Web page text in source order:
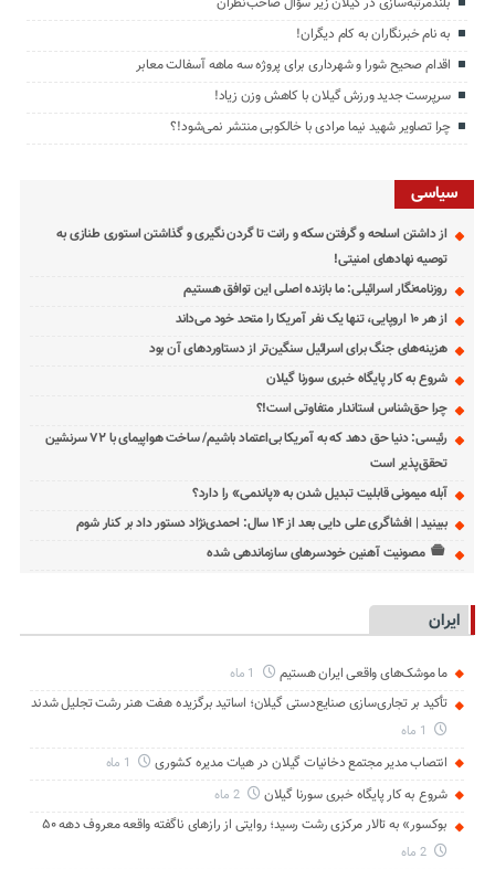
به نام خبرنگاران به کام دیگران!
اقدام صحیح شورا و شهرداری برای پروژه سه ماهه آسفالت معابر
سرپرست جدید ورزش گیلان با کاهش وزن زیاد!
چرا تصاویر شهید نیما مرادی با خالکوبی منتشر نمی‌شود!؟
سیاسی
از داشتن اسلحه و گرفتن سکه و رانت تا گردن نگیری و گذاشتن استوری طنازی به
توصیه نهادهای امنیتی!
روزنامه‌نگار اسرائیلی: ما بازنده اصلی این توافق هستیم
از هر ۱۰ اروپایی، تنها یک نفر آمریکا را متحد خود می‌داند
هزینه‌های جنگ برای اسرائیل سنگین‌تر از دستاوردهای آن بود
شروع به کار پایگاه خبری سورنا گیلان
چرا حق‌شناس استاندار متفاوتی است!؟
رئیسی: دنیا حق دهد که به آمریکا بی‌اعتماد باشیم/ ساخت هواپیمای با ۷۲ سرنشین
تحقق‌پذیر است
آبله میمونی قابلیت تبدیل شدن به «پاندمی» را دارد؟
ببینید | افشاگری علی دایی بعد از ۱۴ سال: احمدی‌نژاد دستور داد بر کنار شوم
مصونیت آهنین خودسرهای سازماندهی شده
ایران
ما موشک‌های واقعی ایران هستیم
تأکید بر تجاری‌سازی صنایع‌دستی گیلان؛ اساتید برگزیده هفت هنر رشت تجلیل شدند
انتصاب مدیر مجتمع دخانیات گیلان در هیات مدیره کشوری
شروع به کار پایگاه خبری سورنا گیلان 2 ماه
بوکسور» به تالار مرکزی رشت رسید؛ روایتی از رازهای ناگفته واقعه معروف دهه ۵۰
2 ماه